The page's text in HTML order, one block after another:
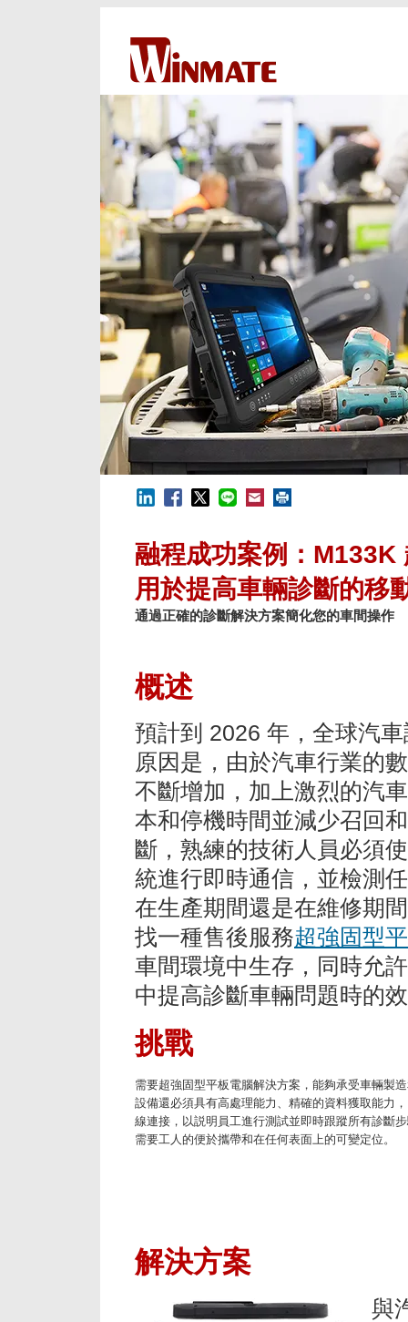
融程成功案例：M133K
用於提高車輛診斷的移
通過正確的診斷解決方案簡化您的車間操作
概述
預計到 2026 年，全球汽
原因是，由於汽車行業的
不斷增加，加上激烈的汽
本和停機時間並減少召回
斷，熟練的技術人員必須
統進行即時通信，並檢測
在生產期間還是在維修期
找一種售後服務超強固型
車間環境中生存，同時允
中提高診斷車輛問題時的
挑戰
需要超強固型平板電腦解決方案，能夠承受車輛製
設備還必須具有高處理能力、精確的資料獲取能力
線連接，以説明員工進行測試並即時跟蹤所有診斷
需要工人的便於攜帶和在任何表面上的可變定位。
解決方案
與